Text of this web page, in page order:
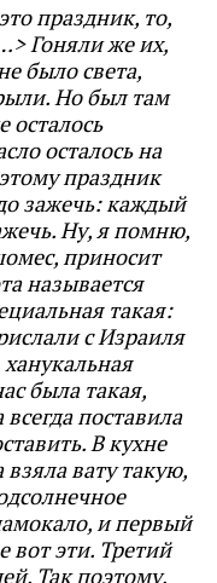
праздник, то,
Гоняли же их,
было света,
Но был там
осталось на
праздник
зажечь: каждый
Ну, я помню,
приносит
называется
такая:
с Израиля
была такая,
поставила
В кухне
вату такую,
и первый
вот эти. Третий
Так поэтому,